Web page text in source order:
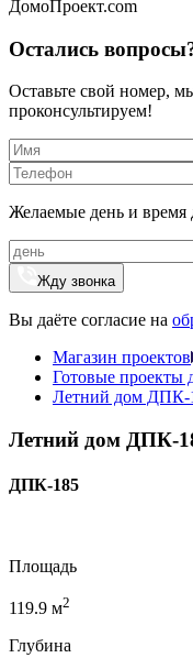
ДомоПроект.com
Остались
Оставьте свой номер,
проконсультируем!
Желаемые день и время
Жду звонка
Вы даёте согласие на
Магазин проектов
Готовые проекты
Летний дом ДПК-
Летний дом ДПК-
ДПК-185
Площадь
119.9 м2
Глубина